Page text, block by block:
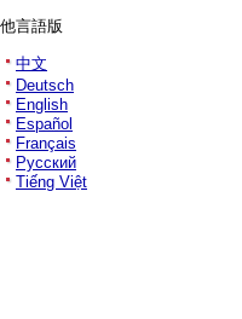
他言語版
中文
Deutsch
English
Español
Français
Русский
Tiếng Việt